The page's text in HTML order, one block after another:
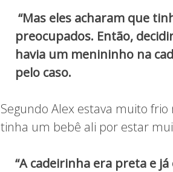
“Mas eles acharam que
preocupados. Então,
havia um menininho na
pelo caso.
Segundo Alex estava muito
tinha um bebê ali por estar
“A cadeirinha era preta e